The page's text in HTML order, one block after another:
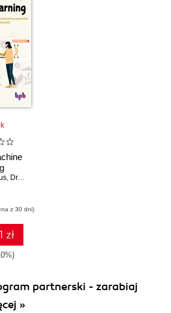
, Dr. Rik Das
z 30 dni)
zł
partnerski - zarabiaj
»